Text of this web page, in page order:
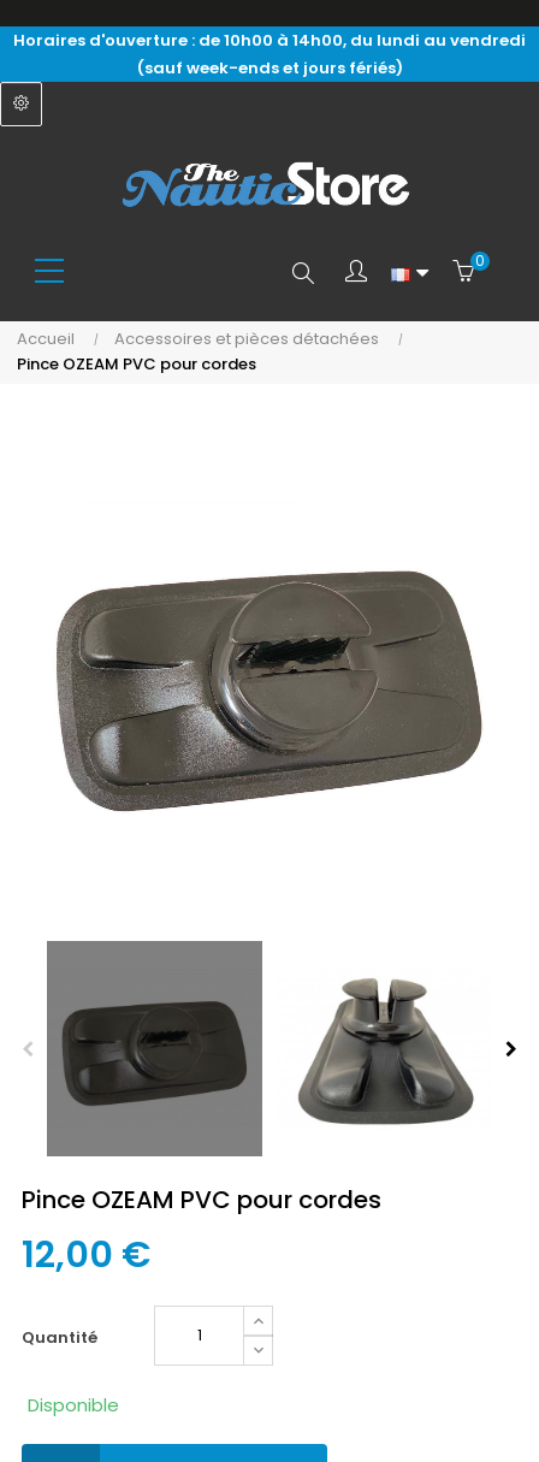
Horaires d'ouverture : de 10h00 à 14h00, du lundi au vendredi
(sauf week-ends et jours fériés)
Search 0
Accueil
Accessoires et pièces détachées
Pince OZEAM PVC pour cordes
Pince OZEAM PVC pour cordes
12,00 €
quantité
Disponible